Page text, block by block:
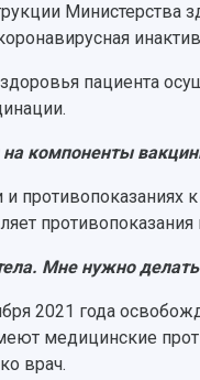
пациента
на компоненты
противопоказания
Мне нужно
2021 года
медицинские
врач.